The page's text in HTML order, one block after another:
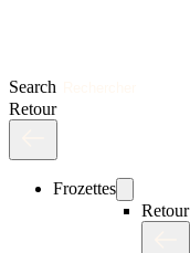
Search
Retour
Frozettes
Retour